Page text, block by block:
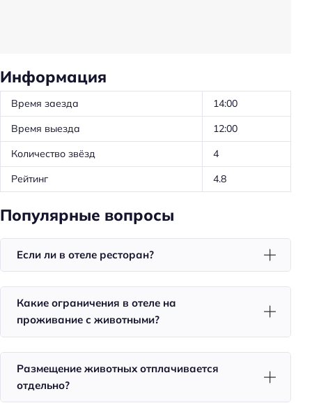
Оснащение ванной комнаты: полотенце
Номера для курящих
Телевизор в номере
Холодильник
Фен
Уборка
Питание
Кафе
Количество ресторанов: 1
Завтрак
Ресторан
Красота и здоровье
Баня
Информация
Время заезда
14:00
Время выезда
12:00
Количество звёзд
4
Рейтинг
4.8
Популярные вопросы
Если ли в отеле ресторан?
Какие ограничения в отеле на
проживание с животными?
Размещение животных отплачивается
отдельно?